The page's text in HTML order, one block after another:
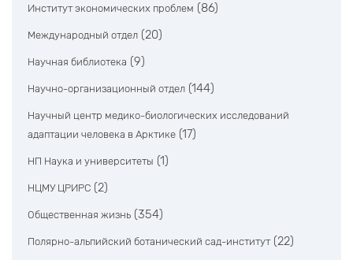
Институт экономических проблем (86)
Международный отдел (20)
Научная библиотека (9)
Научно-организационный отдел (144)
Научный центр медико-биологических исследований
адаптации человека в Арктике (17)
НП Наука и университеты (1)
НЦМУ ЦРИРС (2)
Общественная жизнь (354)
Полярно-альпийский ботанический сад-институт (22)